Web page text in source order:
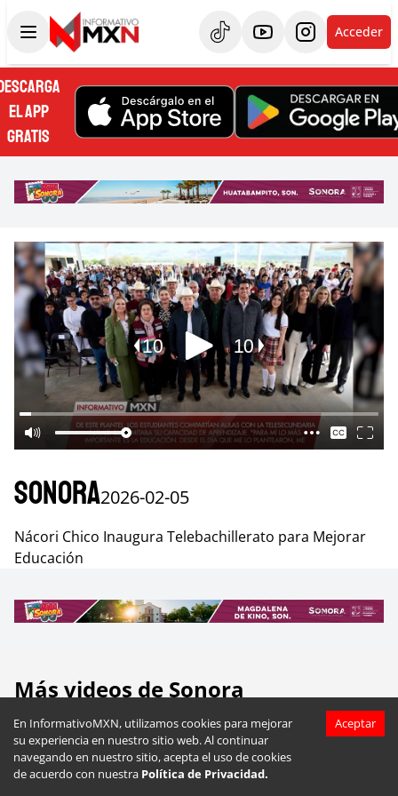
En InformativoMXN, utilizamos cookies para mejorar
su experiencia en nuestro sitio web. Al continuar
navegando en nuestro sitio, acepta el uso de cookies
de acuerdo con nuestra Política de Privacidad.
Aceptar
Acceder
EL APP
GRATIS
Sonora2026-02-05
Nácori Chico Inaugura Telebachillerato para Mejorar
Educación
Más videos de Sonora